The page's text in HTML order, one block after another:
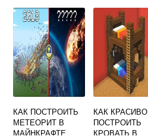
КАК ПОСТРОИТЬ
МЕТЕОРИТ В
МАЙНКРАФТЕ
КАК КРАСИВО
ПОСТРОИТЬ
КРОВАТЬ В